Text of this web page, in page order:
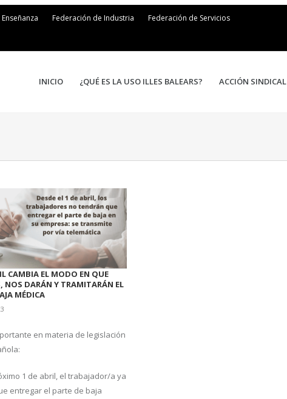
Federación de Industria
Federación de Servicios
INICIO ¿QUÉ ES LA USO ILLES BALEARS? ACCIÓN SINDICAL
CAMBIA EL MODO EN QUE
NOS DARÁN Y TRAMITARÁN EL
MÉDICA
en materia de legislación
1 de abril, el trabajador/a ya
entregar el parte de baja